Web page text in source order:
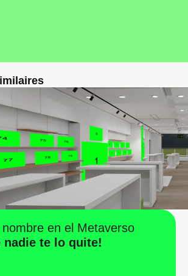
en el Metaverso
nadie te lo quite!